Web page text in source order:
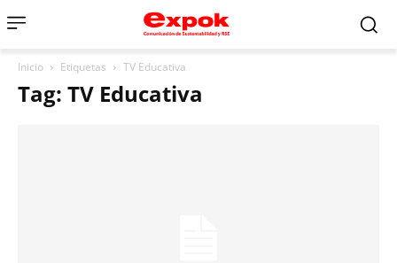
Inicio Etiquetas TV Educativa
Tag: TV Educativa